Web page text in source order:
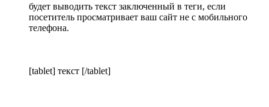
будет выводить текст заключенный в теги, если
посетитель просматривает ваш сайт не с мобильного
телефона.
[tablet] текст [/tablet]